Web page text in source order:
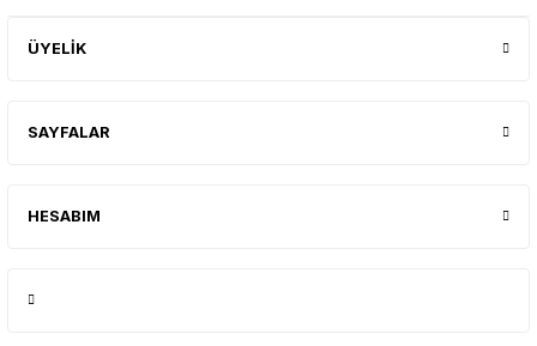
ÜYELİK
SAYFALAR
HESABIM